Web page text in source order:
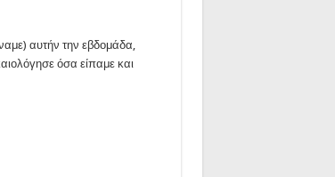
αυτήν την εβδομάδα,
όσα είπαμε και